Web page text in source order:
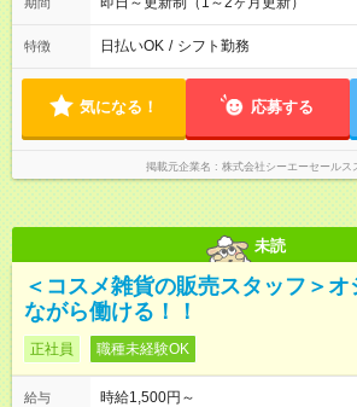
特徴 日払いOK / シフト勤務
気になる！ 応募する
掲載元企業名 株式会社シーエーセールス
未読
＜コスメ雑貨の販売スタッフ＞
ながら働ける！！
正社員 職種未経験OK
給与
時給1,500円～